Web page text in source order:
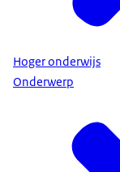
Hoger onderwijs
Onderwerp